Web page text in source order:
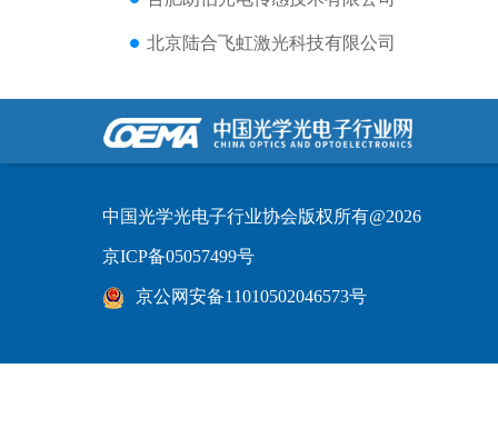
北京陆合飞虹激光科技有限公司
中国光学光电子行业协会版权所有@2026
京ICP备05057499号
京公网安备11010502046573号